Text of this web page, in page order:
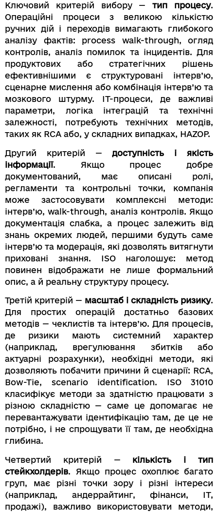
Ключовий критерій вибору —тип процесу.
Операційні процеси з великою кількістю
ручних дій і переходів вимагають глибокого
аналізу фактів: process walk-through, огляд
контролів, аналіз помилок та інцидентів. Для
продуктових або стратегічних рішень
ефективнішими є структуровані інтерв’ю,
сценарне мислення або комбінація інтерв’ю та
мозкового штурму. ІТ-процеси, де важливі
параметри, логіка інтеграцій та технічні
залежності, потребують технічних методів,
таких як RCA або, у складних випадках, HAZOP.
Другий критерій —доступність і якість
інформації. Якщо процес добре
документований, має описані ролі,
регламенти та контрольні точки, компанія
може застосовувати комплексні методи:
інтерв’ю, walk-through, аналіз контролів. Якщо
документація слабка, а процес залежить від
знань окремих людей, першими будуть саме
інтерв’ю та модерація, які дозволять витягнути
приховані знання. ISO наголошує: метод
повинен відображати не лише формальний
опис, а й реальну структуру процесу.
Третій критерій — масштаб і складність ризику.
Для простих операцій достатньо базових
методів — чеклистів та інтерв’ю. Для процесів,
де ризики мають системний характер
(наприклад, врегулювання збитків або
актуарні розрахунки), необхідні методи, які
дозволяють побачити причини й сценарії: RCA,
Bow-Tie, scenario identification. ISO 31010
класифікує методи за здатністю працювати з
різною складністю — саме це допомагає не
перевантажувати ідентифікацію там, де це не
потрібно, і не спрощувати її там, де необхідна
глибина.
Четвертий критерій — кількість і тип
стейкхолдерів. Якщо процес охоплює багато
груп, має різні точки зору і різні інтереси
(наприклад, андеррайтинг, фінанси, ІТ,
продажі), важливо використовувати методи,